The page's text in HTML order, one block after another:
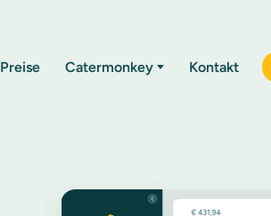
Preise Catermonkey Kontakt